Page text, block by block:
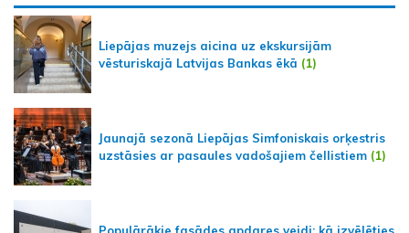
Liepājas muzejs aicina uz ekskursijām
vēsturiskajā Latvijas Bankas ēkā (1)
Jaunajā sezonā Liepājas Simfoniskais orķestris
uzstāsies ar pasaules vadošajiem čellistiem (1)
Populārākie fasādes apdares veidi: kā izvēlēties